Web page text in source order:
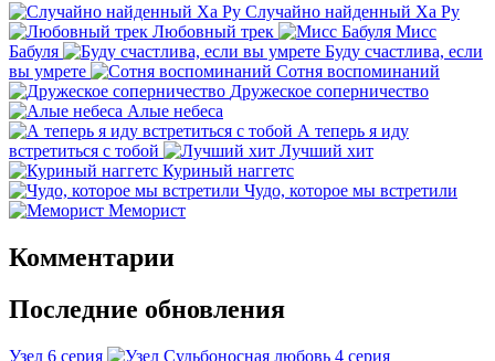
Случайно найденный Ха Ру
Любовный трек
Мисс
Бабуля
Буду счастлива, если
вы умрете
Сотня воспоминаний
Дружеское соперничество
Алые небеса
А теперь я иду
встретиться с тобой
Лучший хит
Куриный наггетс
Чудо, которое мы встретили
Меморист
Комментарии
Последние обновления
Узел 6 серия Судьбоносная любовь 4 серия